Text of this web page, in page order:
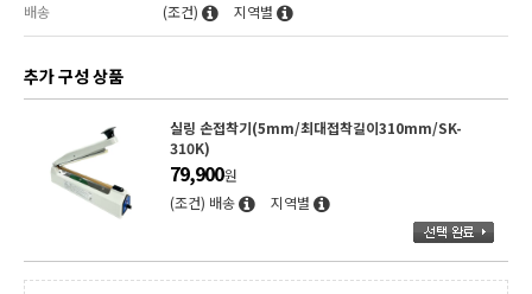
배송 (조건) 지역별
추가 구성 상품
실링 손접착기(5mm/최대접착길이310mm/SK-
310K)
79,900원
(조건) 배송
지역별